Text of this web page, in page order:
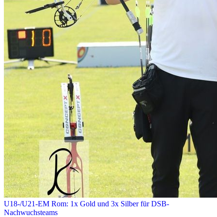
U18-/U21-EM Rom: 1x Gold und 3x Silber für DSB-
Nachwuchsteams